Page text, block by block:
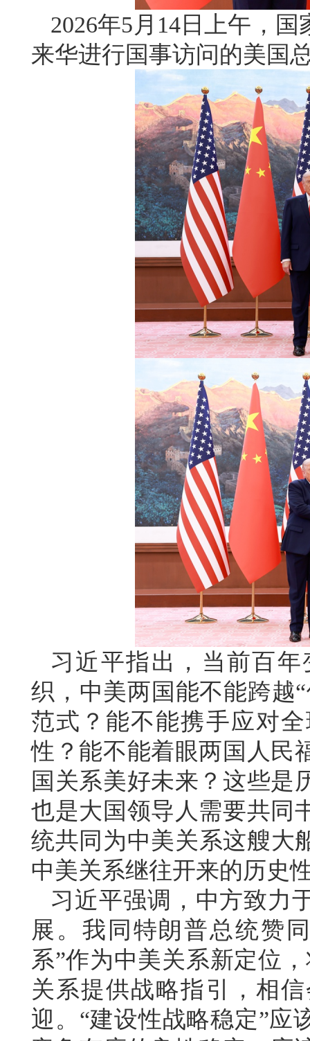
2026年5月14日上午，
来华进行国事访问的美国
习近平指出，当前百
织，中美两国能不能跨越
范式？能不能携手应对
性？能不能着眼两国人民
国关系美好未来？这些是
也是大国领导人需要共同
统共同为中美关系这艘大
中美关系继往开来的历史
习近平强调，中方致力
展。我同特朗普总统赞
系”作为中美关系新定位
关系提供战略指引，相
迎。“建设性战略稳定”应